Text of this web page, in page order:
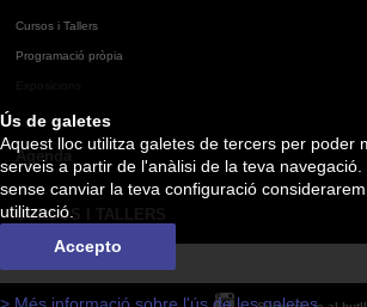
Ús de galetes
Aquest lloc utilitza galetes de tercers per poder
serveis a partir de l'anàlisi de la teva
sense canviar la teva configuració
utilització.
Accepto
Cursos i Tallers
Programació pròpia
Agenda
CURSOS I TALLERS